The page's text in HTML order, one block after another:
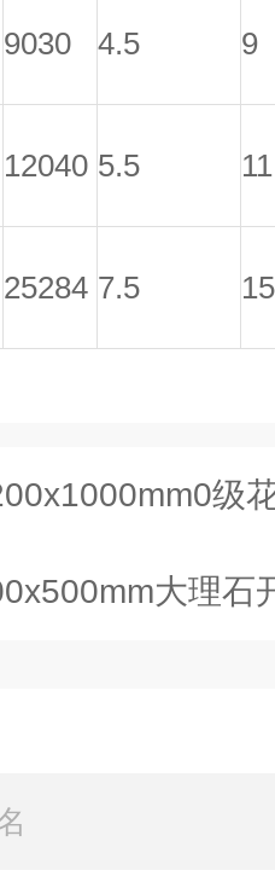
9030 4.5 9
12040 5.5 11
25284 7.5 15
级
大理石